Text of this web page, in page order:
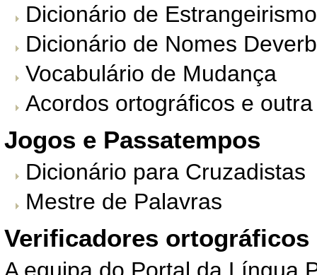
Dicionário de
Dicionário de Nomes
Vocabulário de Mudança
Acordos ortográficos e
Jogos e Passatempos
Dicionário para Cruzadistas
Mestre de Palavras
Verificadores ortográficos